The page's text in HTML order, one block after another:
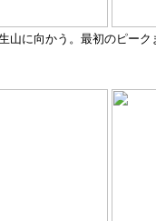
山に向かう。最初のピー